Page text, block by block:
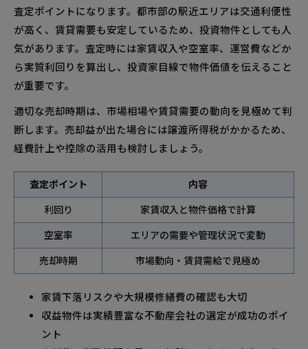
査定ポイントになります。都市部の駅近エリアは交通利便性
が高く、賃貸需要も安定しているため、投資物件としても人
気があります。査定時には家賃収入や空室率、運営費などか
ら実質利回りを算出し、投資家目線で物件価値を伝えること
が重要です。
適切な売却時期は、市場相場や賃貸需要の動向を見極めて判
断します。売却益が出た場合には譲渡所得税がかかるため、
経費計上や控除の活用も検討しましょう。
査定ポイント 内容
利回り 家賃収入と物件価格で計算
空室率 エリアの需要や管理状況で変動
売却時期 市場動向・賃貸需給で見極め
家賃下落リスクや大規模修繕費の確認も大切
収益物件は実績豊富な不動産会社の選定が成功のポイ
ント